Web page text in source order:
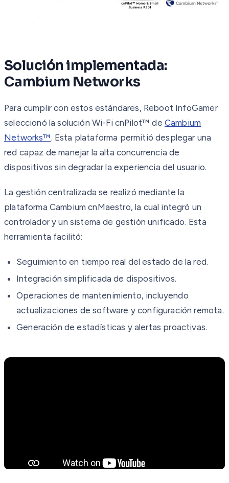
Solución implementada:
Cambium Networks
Para cumplir con estos estándares, Reboot InfoGamer
seleccionó la solución Wi-Fi cnPilot™ de Cambium
Networks™. Esta plataforma permitió desplegar una
red capaz de manejar la alta concurrencia de
dispositivos sin degradar la experiencia del usuario.
La gestión centralizada se realizó mediante la
plataforma Cambium cnMaestro, la cual integró un
controlador y un sistema de gestión unificado. Esta
herramienta facilitó:
Seguimiento en tiempo real del estado de la red.
Integración simplificada de dispositivos.
Operaciones de mantenimiento, incluyendo
actualizaciones de software y configuración remota.
Generación de estadísticas y alertas proactivas.